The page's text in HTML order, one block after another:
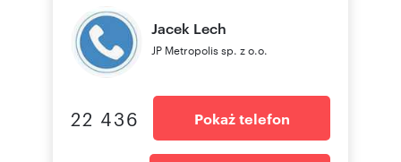
Jacek Lech
JP Metropolis sp. z o.o.
22 436 Pokaż telefon